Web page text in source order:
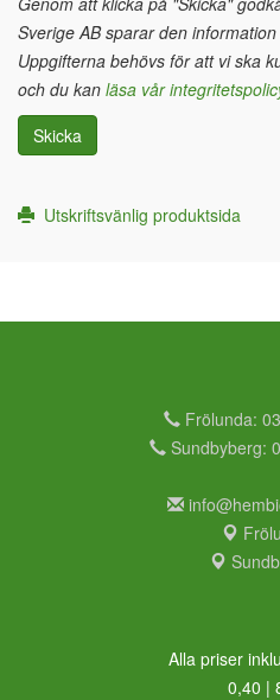
Sverige AB sparar den
Uppgifterna behövs för att vi ska
och du kan läsa vår
Skicka
Utskriftsvänlig produktsida
Frölunda:
Sundbyberg:
Alla priser
0,40 |